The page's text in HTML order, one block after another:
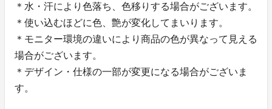
＊水・汗により色落ち、色移りする場合がございます。
＊使い込むほどに色、艶が変化してまいります。
＊モニター環境の違いにより商品の色が異なって見える
場合がございます。
＊デザイン・仕様の一部が変更になる場合がございま
す。